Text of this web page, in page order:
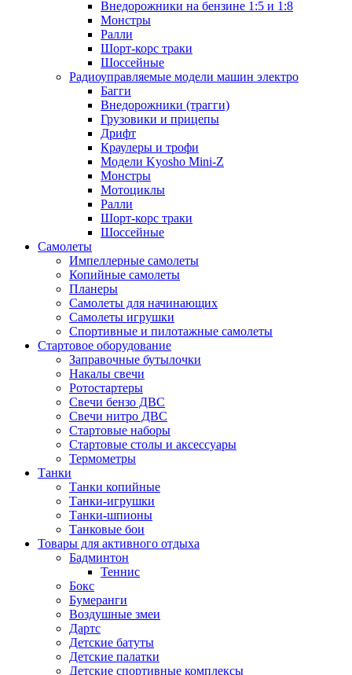
Внедорожники на бензине 1:5 и 1:8
Монстры
Ралли
Шорт-корс траки
Шоссейные
Радиоуправляемые модели машин электро
Багги
Внедорожники (трагги)
Грузовики и прицепы
Дрифт
Краулеры и трофи
Модели Kyosho Mini-Z
Монстры
Мотоциклы
Ралли
Шорт-корс траки
Шоссейные
Самолеты
Импеллерные самолеты
Копийные самолеты
Планеры
Самолеты для начинающих
Самолеты игрушки
Спортивные и пилотажные самолеты
Стартовое оборудование
Заправочные бутылочки
Накалы свечи
Ротостартеры
Свечи бензо ДВС
Свечи нитро ДВС
Стартовые наборы
Стартовые столы и аксессуары
Термометры
Танки
Танки копийные
Танки-игрушки
Танки-шпионы
Танковые бои
Товары для активного отдыха
Бадминтон
Теннис
Бокс
Бумеранги
Воздушные змеи
Дартс
Детские батуты
Детские палатки
Детские спортивные комплексы